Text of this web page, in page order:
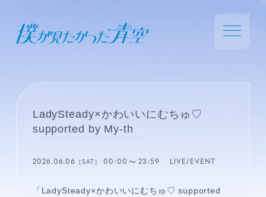
LadySteady×かわいいにむちゅ♡
supported by My-th
2026.06.06 ［SAT］00:00 23:59 LIVE/EVENT
「LadySteady×かわいいにむちゅ♡ supported